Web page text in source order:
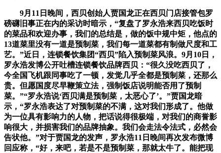
9月11日晚间，西贝创始人贾国龙正在西贝门店接管包罗
磅礴旧事正在内的采访时暗示，“复盘了罗永浩来西贝吃饭时
的菜品和欢迎办事，我们的总结是，做的饭中规中矩，他点的
13道菜里没有一道是预制菜，我们每一道菜都有制做尺度和工
艺。”近日，连锁餐饮集团“西贝”陷入预制菜风浪。9月10日，
罗永浩发博公开吐槽连锁餐饮品牌西贝：“很久没吃西贝了，
今全国飞机跟同事吃了一顿，发觉几乎全都是预制菜，还那么
贵。但愿国度尽早鞭策立法，强制饭店说明能否用了预制
菜。”“罗永浩说‘西贝满是预制菜，太恶心了’。”贾国龙暗
示，“罗永浩表达了对预制菜的不满，这对我们形成了。他做
为一位具有影响力的人物，把话说得很极端，对我们的商誉影
响很大，并损害我们的品牌抽象。我们会走法令法式，必然会
告状他。”对于贾国龙的发声，罗永浩11日晚间再次发布微博
回应称，“好，来吧，若是不是预制菜，那就太牛了。能把现